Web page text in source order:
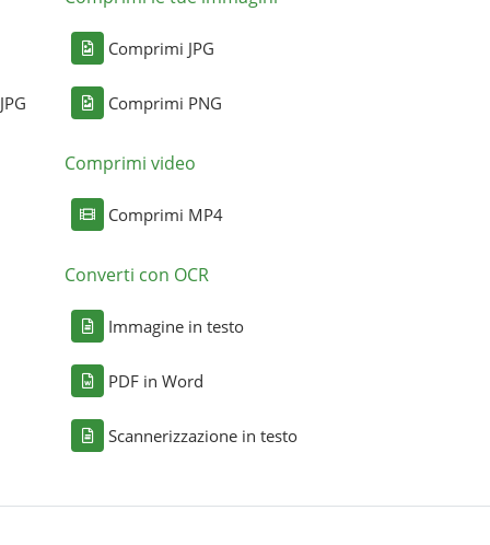
Comprimi JPG
Comprimi PNG
Comprimi video
Comprimi MP4
Converti con OCR
Immagine in testo
PDF in Word
Scannerizzazione in testo